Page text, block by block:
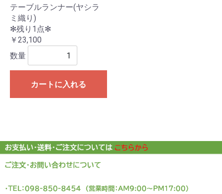
テーブルランナー(ヤシラ
ミ織り)
✻残り1点✻
￥23,100
数量
カートに入れる